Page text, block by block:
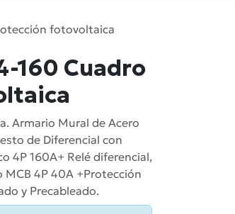
fotovoltaica
160 Cuadro
Armario Mural de Acero
de Diferencial con
4P 160A+ Relé diferencial,
4P 40A +Protección
y Precableado.